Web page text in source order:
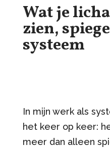
Wat je
zien,
systeem
In mijn werk als
het keer op keer:
meer dan alleen